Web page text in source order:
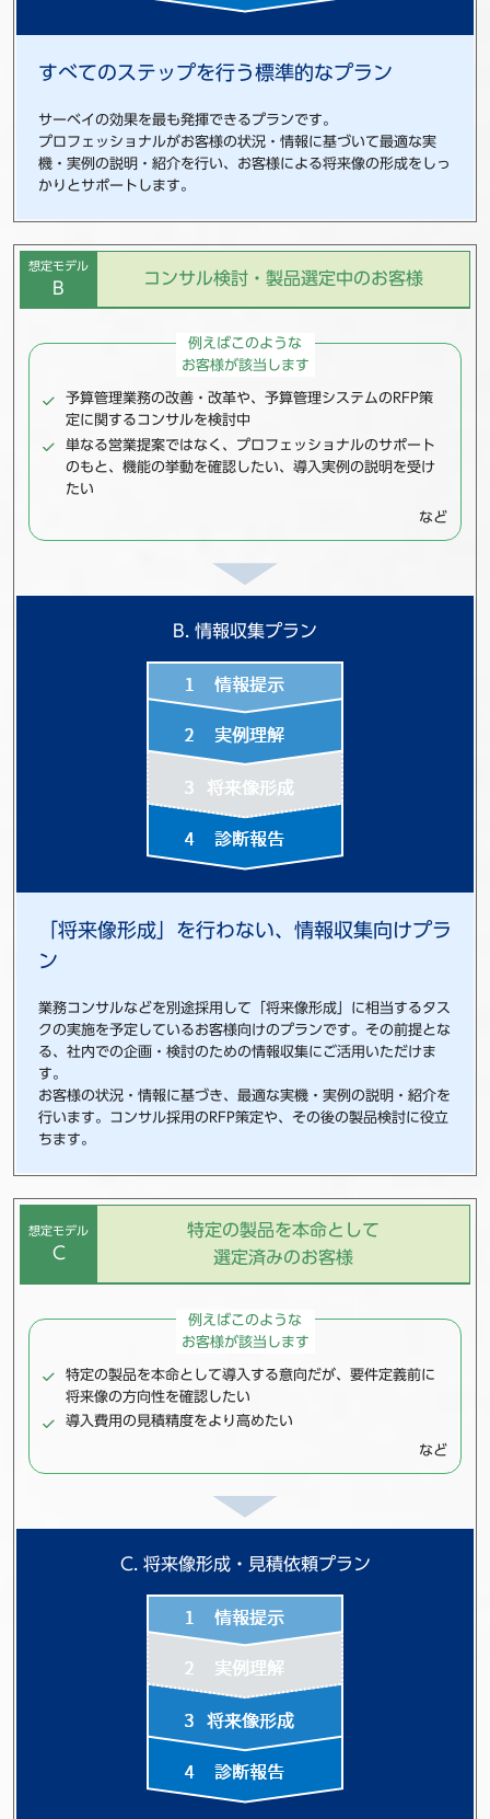
すべてのステップを行う標準的なプラン
サーベイの効果を最も発揮できるプランです。
プロフェッショナルがお客様の状況・情報に基づいて最適な実
機・実例の説明・紹介を行い、お客様による将来像の形成をしっ
かりとサポートします。
想定モデル
B
コンサル検討・製品選定中のお客様
例えばこのような
お客様が該当します
予算管理業務の改善・改革や、予算管理システムのRFP策
定に関するコンサルを検討中
単なる営業提案ではなく、 プロフェッショナルのサポート
のもと、機能の挙動を確認したい、導入実例の説明を受け
たい
など
B. 情報収集プラン
「将来像形成」を行わない、情報収集向けプラ
ン
業務コンサルなどを別途採用して「将来像形成」に相当するタス
クの実施を予定しているお客様向けのプランです。その前提とな
る、社内での企画・検討のための情報収集にご活用いただけま
す。
お客様の状況・情報に基づき、最適な実機・実例の説明・紹介を
行います。コンサル採用のRFP策定や、その後の製品検討に役立
ちます。
想定モデル
C
特定の製品を本命として
選定済みのお客様
例えばこのような
お客様が該当します
特定の製品を本命として導入する意向だが、要件定義前に
将来像の方向性を確認したい
導入費用の見積精度をより高めたい
など
C. 将来像形成・見積依頼プラン